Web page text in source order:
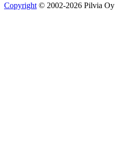
Copyright © 2002-2026 Pilvia Oy